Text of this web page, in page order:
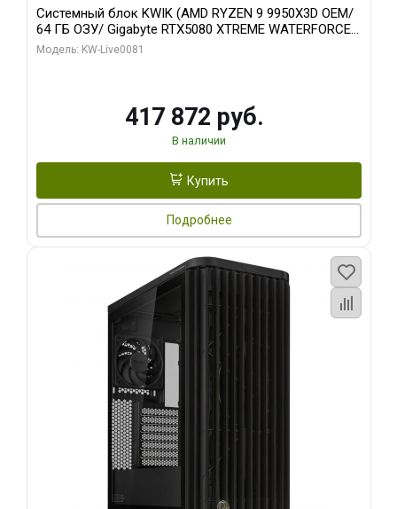
Системный блок KWIK (AMD RYZEN 9 9950X3D OEM/
64 ГБ ОЗУ/ Gigabyte RTX5080 XTREME WATERFORCE
16GB GDDR7 256bit/ 1 ТБ SSD)
Модель: KW-Live0081
417 872 руб.
В наличии
Купить
Подробнее